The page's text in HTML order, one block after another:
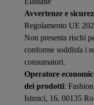
Avvertenze e
Regolamento UE
Non presenta rischi
conforme soddisfa i
consumatori.
Operatore
dei prodotti:
Istmici, 16, 00135